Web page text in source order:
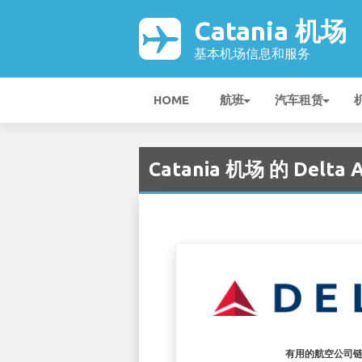
Catania 机场
基本机场信息和服务
HOME 航班 汽车租赁
Catania 机场 的 Delta
有用的航空公司